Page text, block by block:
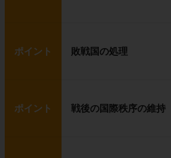
ポイント 敗戦国の処理
ポイント 戦後の国際秩序の維持